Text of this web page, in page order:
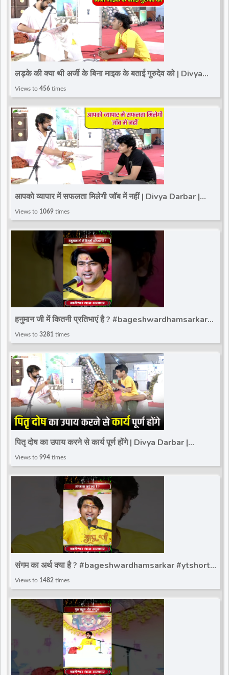
लड़के की क्या थी अर्जी के बिना माइक के बताई गुरुदेव को | Divya
Darbar | Bageshwar Dham~Paschim Vihar
Views to 456 times
आपको व्यापार में सफलता मिलेगी जॉब में नहीं | Divya Darbar |
Bageshwar Dham Sarkar | Paschim Vihar
Views to 1069 times
हनुमान जी में कितनी प्रतिभाएं है ? #bageshwardhamsarkar
#ytshort #bageshwar_dham_sarkar #bdsshorts
Views to 3281 times
पितृ दोष का उपाय करने से कार्य पूर्ण होंगे | Divya Darbar |
Bageshwar Dham Sarkar | Paschim Vihar
Views to 994 times
संगम का अर्थ क्या है ? #bageshwardhamsarkar #ytshort
#bageshwar_dham_sarkar #bdsshorts
Views to 1482 times